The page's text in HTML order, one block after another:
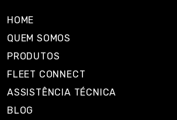
HOME
QUEM SOMOS
PRODUTOS
FLEET CONNECT
ASSISTÊNCIA TÉCNICA
BLOG